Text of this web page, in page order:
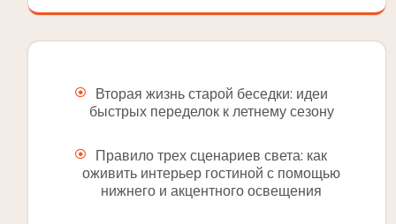
Вторая жизнь старой беседки: идеи
быстрых переделок к летнему сезону
Правило трех сценариев света: как
оживить интерьер гостиной с помощью
нижнего и акцентного освещения